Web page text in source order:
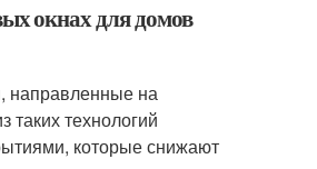
окнах для домов
направленные на
технологий
которые снижают